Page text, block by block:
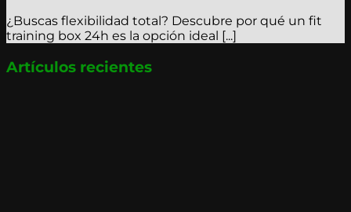
¿Buscas flexibilidad total? Descubre por qué un fit
training box 24h es la opción ideal [...]
Artículos recientes